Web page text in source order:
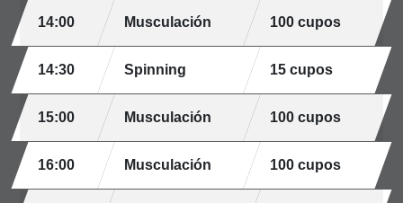
14:00 Musculación 100 cupos
14:30 Spinning 15 cupos
15:00 Musculación 100 cupos
16:00 Musculación 100 cupos